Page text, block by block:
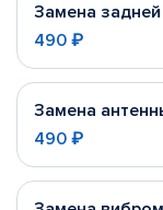
Замена
490 ₽
Замена
490 ₽